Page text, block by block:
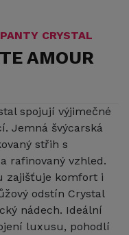
CRYSTAL
AMOUR
spojují výjimečné
Jemná švýcarská
střih s
rafinovaný vzhled.
zajišťuje komfort i
odstín Crystal
nádech. Ideální
luxusu, pohodlí